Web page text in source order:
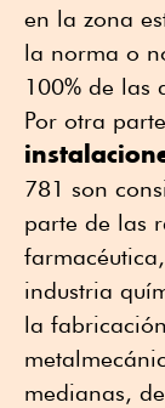
en la zona
la norma o
100% de las
Por otra
781 son
parte de las
industria
la
medianas,